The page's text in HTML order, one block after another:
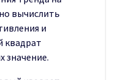
вычислить
и
квадрат
значение.